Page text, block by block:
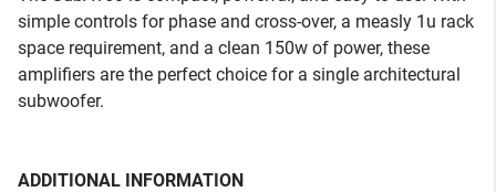
simple controls for phase and cross-over, a measly 1u rack
space requirement, and a clean 150w of power, these
amplifiers are the perfect choice for a single architectural
subwoofer.
ADDITIONAL INFORMATION